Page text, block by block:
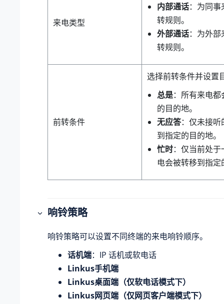
来电类型
内部通话：为同
转规则。
外部通话：为外
转规则。
前转条件
选择前转条件并设置
总是：所有来电
的目的地。
无应答：仅未接听
到指定的目的地。
忙时：仅当前处
电会被转移到指
响铃策略
响铃策略可以设置不同终端的来电响铃顺序。
话机端：IP 话机或软电话
Linkus手机端
Linkus桌面端（仅软电话模式下）
Linkus网页端（仅网页客户端模式下）